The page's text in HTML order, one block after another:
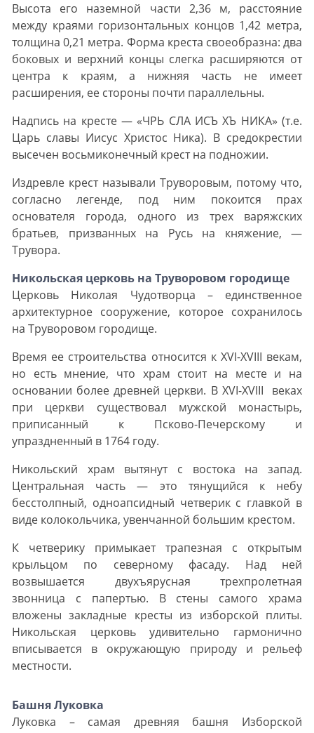
Высота его наземной части 2,36 м, расстояние
между краями горизонтальных концов 1,42 метра,
толщина 0,21 метра. Форма креста своеобразна: два
боковых и верхний концы слегка расширяются от
центра к краям, а нижняя часть не имеет
расширения, ее стороны почти параллельны.
Надпись на кресте — «ЧРЬ СЛА ИСЪ ХЪ НИКА» (т.е.
Царь славы Иисус Христос Ника). В средокрестии
высечен восьмиконечный крест на подножии.
Издревле крест называли Труворовым, потому что,
согласно легенде, под ним покоится прах
основателя города, одного из трех варяжских
братьев, призванных на Русь на княжение, —
Трувора.
Никольская церковь на Труворовом городище
Церковь Николая Чудотворца – единственное
архитектурное сооружение, которое сохранилось
на Труворовом городище.
Время ее строительства относится к XVI-XVIII векам,
но есть мнение, что храм стоит на месте и на
основании более древней церкви. В XVI-XVIII веках
при церкви существовал мужской монастырь,
приписанный к Псково-Печерскому и
упраздненный в 1764 году.
Никольский храм вытянут с востока на запад.
Центральная часть — это тянущийся к небу
бесстолпный, одноапсидный четверик с главкой в
виде колокольчика, увенчанной большим крестом.
К четверику примыкает трапезная с открытым
крыльцом по северному фасаду. Над ней
возвышается двухъярусная трехпролетная
звонница с папертью. В стены самого храма
вложены закладные кресты из изборской плиты.
Никольская церковь удивительно гармонично
вписывается в окружающую природу и рельеф
местности.
Башня Луковка
Луковка – самая древняя башня Изборской